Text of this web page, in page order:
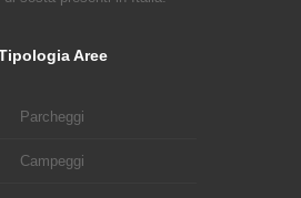
Aree
Parcheggi
Campeggi